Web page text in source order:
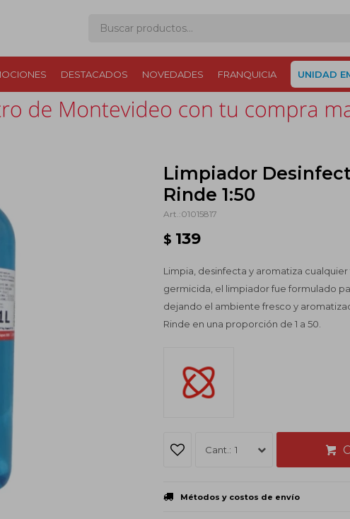
DESTACADOS NOVEDADES FRANQUICIA UNIDAD
Limpiador
Rinde 1:50
01015817
$ 139
Limpia, desinfecta y aromatiza
germicida, el limpiador fue formulado
dejando el ambiente fresco y
Rinde en una proporción de 1 a 50.
1
Métodos y costos de envío